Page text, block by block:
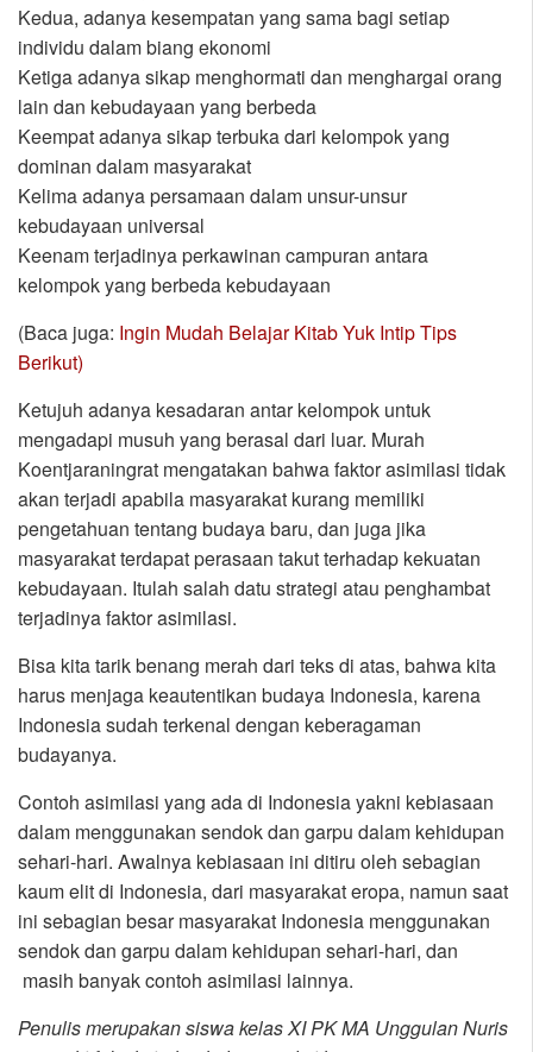
Kedua, adanya kesempatan yang sama bagi setiap
individu dalam biang ekonomi
Ketiga adanya sikap menghormati dan menghargai orang
lain dan kebudayaan yang berbeda
Keempat adanya sikap terbuka dari kelompok yang
dominan dalam masyarakat
Kelima adanya persamaan dalam unsur-unsur
kebudayaan universal
Keenam terjadinya perkawinan campuran antara
kelompok yang berbeda kebudayaan
(Baca juga: Ingin Mudah Belajar Kitab Yuk Intip Tips
Berikut)
Ketujuh adanya kesadaran antar kelompok untuk
mengadapi musuh yang berasal dari luar. Murah
Koentjaraningrat mengatakan bahwa faktor asimilasi tidak
akan terjadi apabila masyarakat kurang memiliki
pengetahuan tentang budaya baru, dan juga jika
masyarakat terdapat perasaan takut terhadap kekuatan
kebudayaan. Itulah salah datu strategi atau penghambat
terjadinya faktor asimilasi.
Bisa kita tarik benang merah dari teks di atas, bahwa kita
harus menjaga keautentikan budaya Indonesia, karena
Indonesia sudah terkenal dengan keberagaman
budayanya.
Contoh asimilasi yang ada di Indonesia yakni kebiasaan
dalam menggunakan sendok dan garpu dalam kehidupan
sehari-hari. Awalnya kebiasaan ini ditiru oleh sebagian
kaum elit di Indonesia, dari masyarakat eropa, namun saat
ini sebagian besar masyarakat Indonesia menggunakan
sendok dan garpu dalam kehidupan sehari-hari, dan
masih banyak contoh asimilasi lainnya.
Penulis merupakan siswa kelas XI PK MA Unggulan Nuris